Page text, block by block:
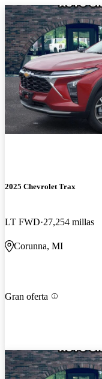
2025 Chevrolet Trax
LT FWD 27,254 millas
Corunna, MI
Gran oferta